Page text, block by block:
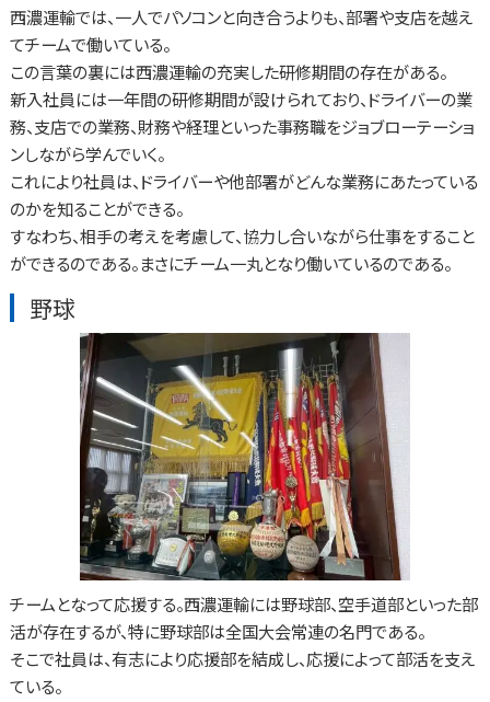
西濃運輸では、一人でパソコンと向き合うよりも、部署や支店を越え
てチームで働いている。
この言葉の裏には西濃運輸の充実した研修期間の存在がある。
新入社員には一年間の研修期間が設けられており、ドライバーの業
務、支店での業務、財務や経理といった事務職をジョブローテーショ
ンしながら学んでいく。
これにより社員は、ドライバーや他部署がどんな業務にあたっている
のかを知ることができる。
すなわち、相手の考えを考慮して、協力し合いながら仕事をすること
ができるのである。まさにチーム一丸となり働いているのである。
野球
チームとなって応援する。西濃運輸には野球部、空手道部といった部
活が存在するが、特に野球部は全国大会常連の名門である。
そこで社員は、有志により応援部を結成し、応援によって部活を支え
ている。